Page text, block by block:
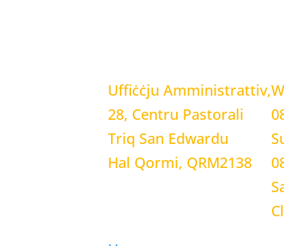
Uffiċċju Amministrattiv,
28, Centru Pastorali
Triq San Edwardu
Hal Qormi, QRM2138